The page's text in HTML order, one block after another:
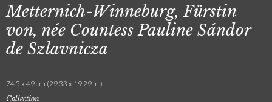
Metternich-Winneburg, Fürstin
von, née Countess Pauline Sándor
de Szlavnicza
74.5 x 49 cm (29.33 x 19.29 in.)
Collection